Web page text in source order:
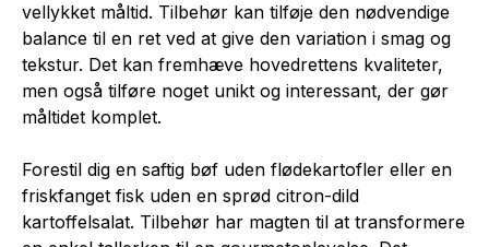
vellykket måltid. Tilbehør kan tilføje den nødvendige
balance til en ret ved at give den variation i smag og
tekstur. Det kan fremhæve hovedrettens kvaliteter,
men også tilføre noget unikt og interessant, der gør
måltidet komplet.
Forestil dig en saftig bøf uden flødekartofler eller en
friskfanget fisk uden en sprød citron-dild
kartoffelsalat. Tilbehør har magten til at transformere